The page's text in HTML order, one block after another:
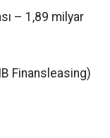
– 1,89 milyar
Finansleasing)